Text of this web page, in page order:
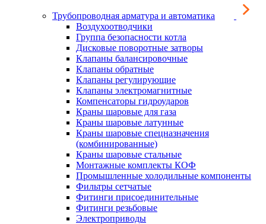
Трубопроводная арматура и автоматика
Воздухоотводчики
Группа безопасности котла
Дисковые поворотные затворы
Клапаны балансировочные
Клапаны обратные
Клапаны регулирующие
Клапаны электромагнитные
Компенсаторы гидроударов
Краны шаровые для газа
Краны шаровые латунные
Краны шаровые спецназначения
(комбинированные)
Краны шаровые стальные
Монтажные комплекты КОФ
Промышленные холодильные компоненты
Фильтры сетчатые
Фитинги присоединительные
Фитинги резьбовые
Электроприводы